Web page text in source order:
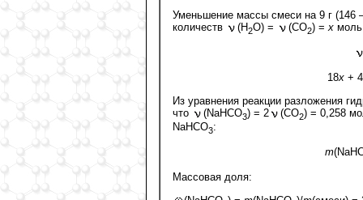
Уменьшение массы смеси на 9 г (146
количеств
(Н2О) = (СО2) =х
18х+
Из уравнения реакции разложения
что
(NaHCO3) = 2 (CO2) = 0,258
NaHCO3:
m
Массовая доля: